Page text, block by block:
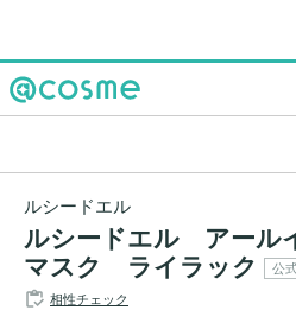
ルシードエル
ルシードエル アール
マスク ライラック
公
相性チェック